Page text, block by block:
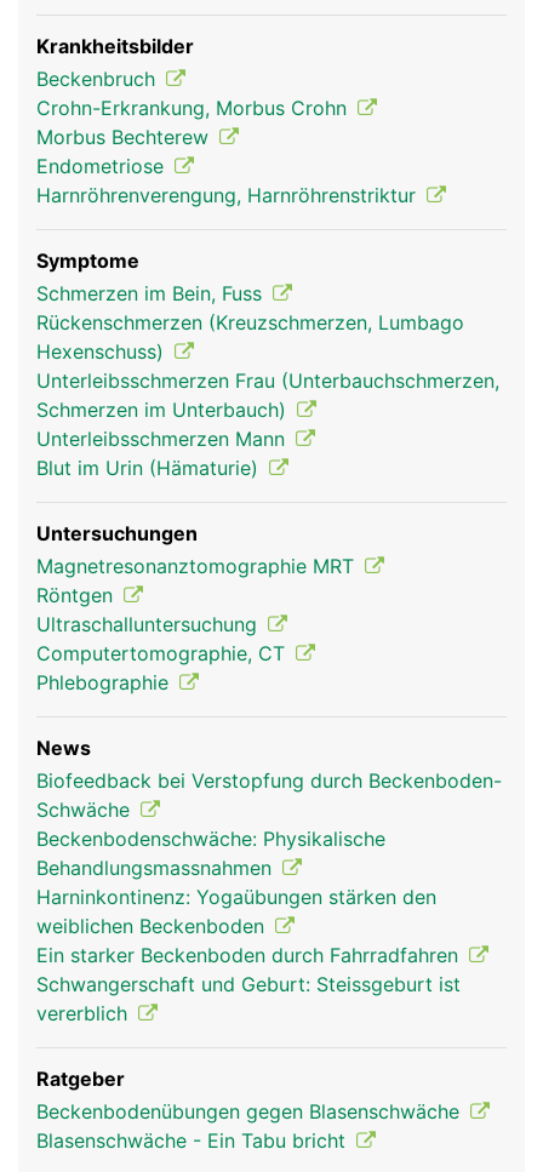
Stabilität und ermöglichen die Bewegung der
Beine. Das Becken ist über das Hüftgelenk mit
dem Oberschenkelknochen verbunden. Im
Beckenraum befindet sich ausserdem die
Beckenorgane: Blase, Mastdarm und die Mehrzahl
der Geschlechtsorgane. Frauen haben im Vergleich
zu Männern ein breiteres Becken und einen
können.
Becken Frau
Krankheitsbilder
Beckenbruch
Crohn-Erkrankung, Morbus Crohn
Morbus Bechterew
Endometriose
Harnröhrenverengung, Harnröhrenstriktur
Symptome
Schmerzen im Bein, Fuss
Rückenschmerzen (Kreuzschmerzen, Lumbago
Hexenschuss)
Unterleibsschmerzen Frau (Unterbauchschmerzen,
Schmerzen im Unterbauch)
Unterleibsschmerzen Mann
Blut im Urin (Hämaturie)
Untersuchungen
Magnetresonanztomographie MRT
Röntgen
Ultraschalluntersuchung
Computertomographie, CT
Phlebographie
News
Biofeedback bei Verstopfung durch Beckenboden-
Schwäche
Beckenbodenschwäche: Physikalische
Behandlungsmassnahmen
Harninkontinenz: Yogaübungen stärken den
weiblichen Beckenboden
Ein starker Beckenboden durch Fahrradfahren
Schwangerschaft und Geburt: Steissgeburt ist
vererblich
Ratgeber
Beckenbodenübungen gegen Blasenschwäche
Blasenschwäche - Ein Tabu bricht